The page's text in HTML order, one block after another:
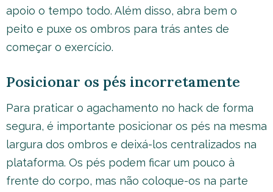
apoio o tempo todo. Além disso, abra bem o
peito e puxe os ombros para trás antes de
começar o exercício.
Posicionar os pés incorretamente
Para praticar o agachamento no hack de forma
segura, é importante posicionar os pés na mesma
largura dos ombros e deixá-los centralizados na
plataforma. Os pés podem ficar um pouco à
frente do corpo, mas não coloque-os na parte